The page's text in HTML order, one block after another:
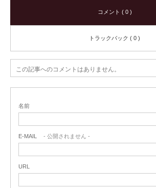
コメント ( 0 )
トラックバック ( 0 )
この記事へのコメントはありません。
名前
E-MAIL - 公開されません -
URL